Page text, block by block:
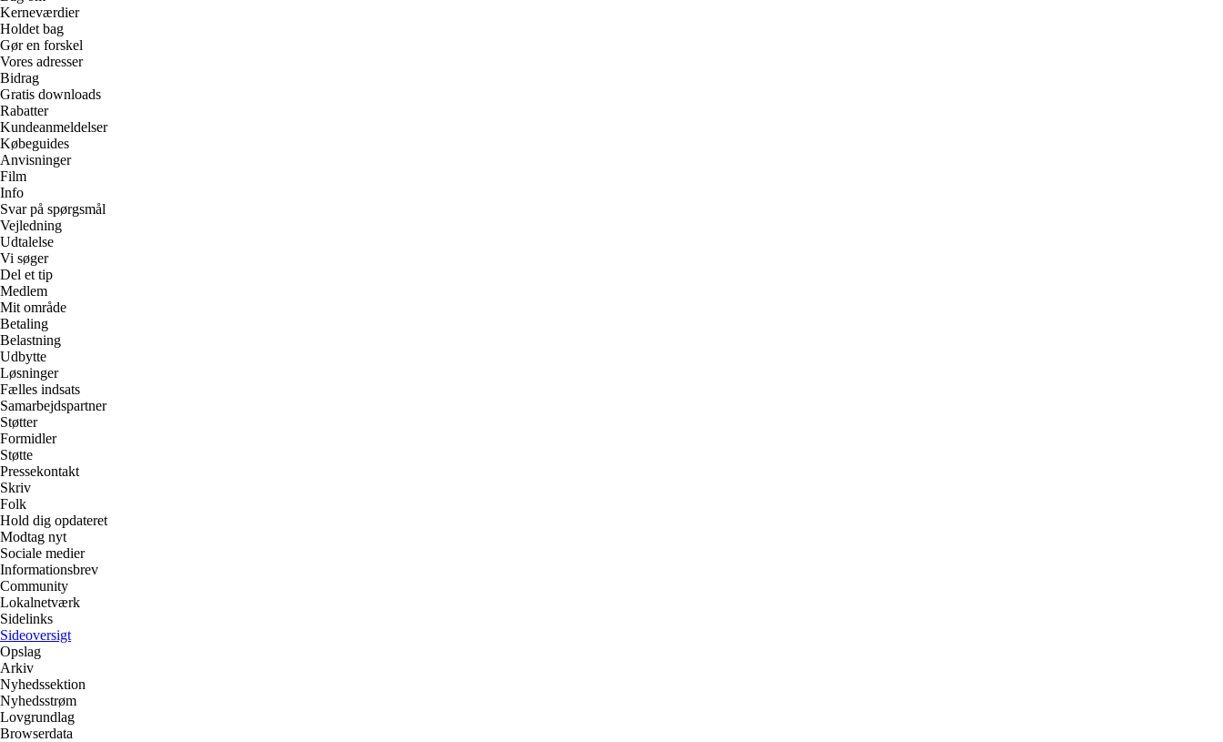
Kerneværdier
Holdet bag
Gør en forskel
Vores adresser
Bidrag
Gratis downloads
Rabatter
Kundeanmeldelser
Købeguides
Anvisninger
Film
Info
Svar på spørgsmål
Vejledning
Udtalelse
Vi søger
Del et tip
Medlem
Mit område
Betaling
Belastning
Udbytte
Løsninger
Fælles indsats
Samarbejdspartner
Støtter
Formidler
Støtte
Pressekontakt
Skriv
Folk
Hold dig opdateret
Modtag nyt
Sociale medier
Informationsbrev
Community
Lokalnetværk
Sidelinks
Sideoversigt
Opslag
Arkiv
Nyhedssektion
Nyhedsstrøm
Lovgrundlag
Browserdata